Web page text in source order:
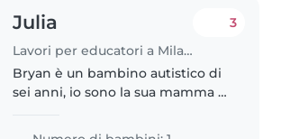
Julia
Lavori per educatori a Milano
3
Bryan è un bambino autistico di
sei anni, io sono la sua mamma e